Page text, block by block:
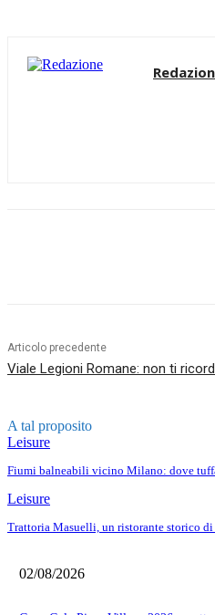
Articolo precedente
Viale Legioni Romane: non ti
A tal proposito
Leisure
Fiumi balneabili vicino Milano: dove
Leisure
Trattoria Masuelli, un ristorante storico
02/08/2026